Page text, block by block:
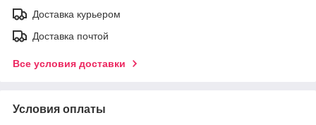
Доставка курьером
Доставка почтой
Все условия доставки
Условия оплаты